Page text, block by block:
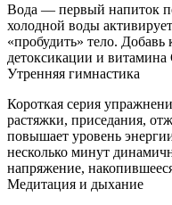
Вода — первый напиток
холодной воды
«пробудить» тело.
детоксикации и витамина
Утренняя гимнастика
Короткая серия
растяжки, приседания,
повышает уровень
несколько минут
напряжение,
Медитация и дыхание